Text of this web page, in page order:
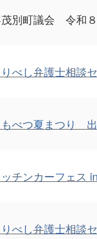
別町議会 令和８
りべし弁護士相談
もべつ夏まつり
チンカーフェス
りべし弁護士相談